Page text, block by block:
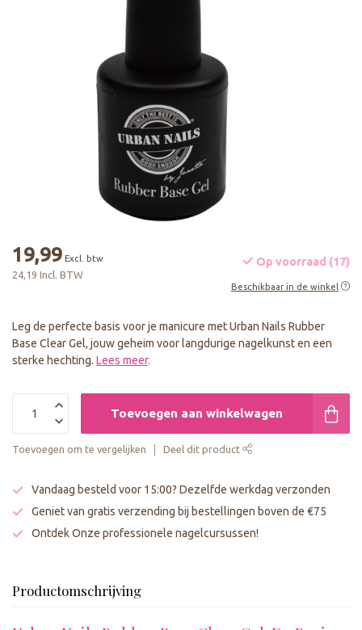
19,99 Excl. btw
24,19 Incl. BTW
Op voorraad (17)
Beschikbaar in de winkel
Leg de perfecte basis voor je manicure met Urban Nails Rubber
Base Clear Gel, jouw geheim voor langdurige nagelkunst en een
sterke hechting. Lees meer.
Toevoegen aan winkelwagen
Toevoegen om te vergelijken Deel dit product
Vandaag besteld voor 15:00? Dezelfde werkdag verzonden
Geniet van gratis verzending bij bestellingen boven de €75
Ontdek Onze professionele nagelcursussen!
Productomschrijving